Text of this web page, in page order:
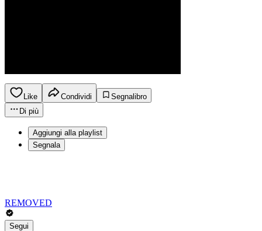
Like Condividi
Segnalibro
Di più
Aggiungi alla playlist
Segnala
REMOVED
Segui